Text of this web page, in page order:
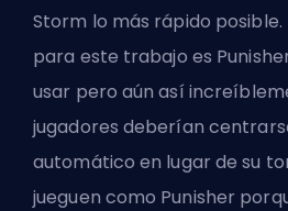
Storm lo más rápido posible.
para este trabajo es
usar pero aún así
jugadores deberían
automático en lugar de su
jueguen como Punisher